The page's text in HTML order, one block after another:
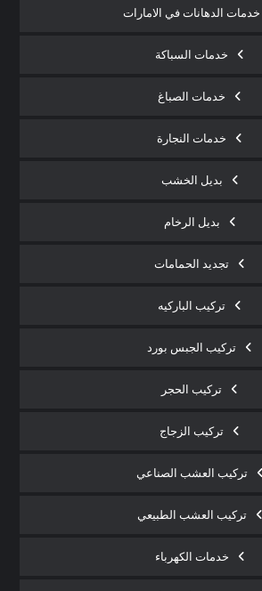
خدمات الدهانات في الامارات
خدمات السباكة
خدمات الصباغ
خدمات النجارة
بديل الخشب
بديل الرخام
تجديد الحمامات
تركيب الباركيه
تركيب الجبس بورد
تركيب الحجر
تركيب الزجاج
تركيب العشب الصناعي
تركيب العشب الطبيعي
خدمات الكهرباء